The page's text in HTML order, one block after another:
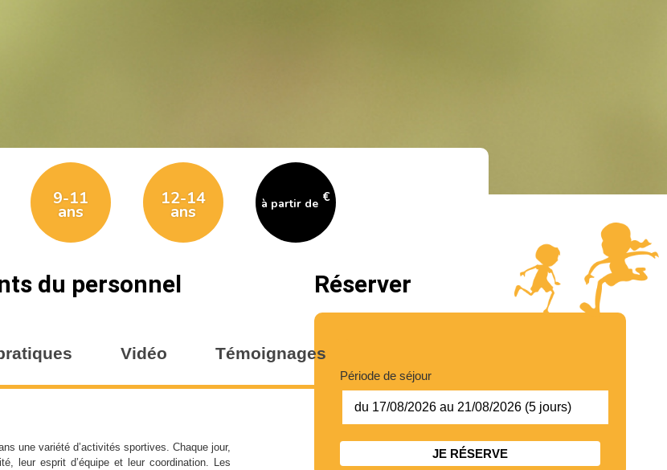
9-11
ans
12-14
ans à partir de €
du personnel
Vidéo Témoignages
une variété d’activités sportives. Chaque jour,
leur esprit d’équipe et leur coordination. Les
Réserver
Période de séjour
du 17/08/2026 au 21/08/2026 (5 jours)
JE RÉSERVE